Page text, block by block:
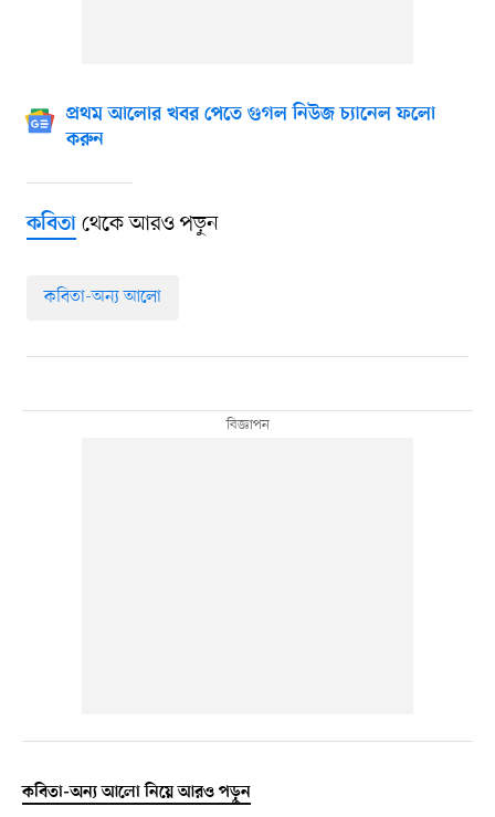
প্রথম আলোর খবর পেতে গুগল নিউজ চ্যানেল ফলো
করুন
কবিতাথেকে আরও পড়ুন
কবিতা-অন্য আলো
কবিতা-অন্য আলো নিয়ে আরও পড়ুন